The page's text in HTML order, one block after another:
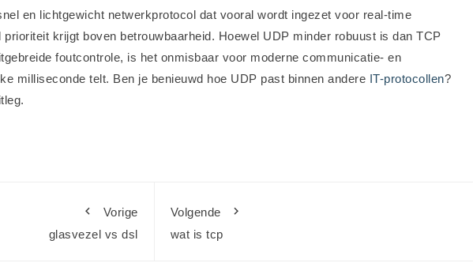
en lichtgewicht netwerkprotocol dat vooral wordt ingezet voor real-time
krijgt boven betrouwbaarheid. Hoewel UDP minder robuust is dan TCP
foutcontrole, is het onmisbaar voor moderne communicatie- en
milliseconde telt. Ben je benieuwd hoe UDP past binnen andere IT-protocollen?
Vorige
glasvezel vs dsl
Volgende
wat is tcp